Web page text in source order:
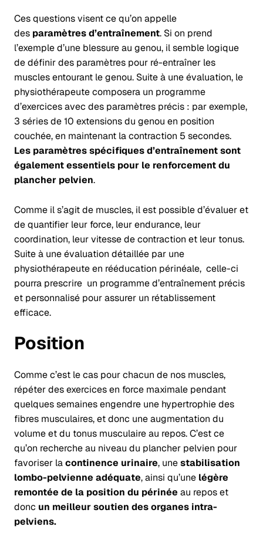
Ces questions visent ce qu’on appelle
des paramètres d’entraînement. Si on prend
l’exemple d’une blessure au genou, il semble logique
de définir des paramètres pour ré-entraîner les
muscles entourant le genou. Suite à une évaluation, le
physiothérapeute composera un programme
d’exercices avec des paramètres précis : par exemple,
3 séries de 10 extensions du genou en position
couchée, en maintenant la contraction 5 secondes.
Les paramètres spécifiques d’entraînement sont
également essentiels pour le renforcement du
plancher pelvien.
Comme il s’agit de muscles, il est possible d’évaluer et
de quantifier leur force, leur endurance, leur
coordination, leur vitesse de contraction et leur tonus.
Suite à une évaluation détaillée par une
physiothérapeute en rééducation périnéale, celle-ci
pourra prescrire un programme d’entraînement précis
et personnalisé pour assurer un rétablissement
efficace.
Position
Comme c’est le cas pour chacun de nos muscles,
répéter des exercices en force maximale pendant
quelques semaines engendre une hypertrophie des
fibres musculaires, et donc une augmentation du
volume et du tonus musculaire au repos. C’est ce
qu’on recherche au niveau du plancher pelvien pour
favoriser lacontinence urinaire, unestabilisation
lombo-pelvienne adéquate, ainsi qu’une légère
remontée de la position du périnée au repos et
donc un meilleur soutien des organes intra-
pelviens.